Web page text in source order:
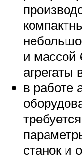
и массой
агрегаты
в работе
станок и